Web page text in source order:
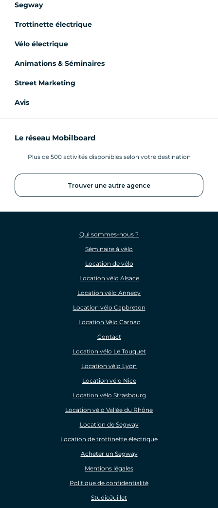
Segway
Trottinette électrique
Vélo électrique
Animations & Séminaires
Street Marketing
Avis
Le réseau Mobilboard
Plus de 500 activités disponibles selon votre destination
Trouver une autre agence
Qui sommes-nous ?
Séminaire à vélo
Location de vélo
Location vélo Alsace
Location vélo Annecy
Location vélo Capbreton
Location Vélo Carnac
Contact
Location vélo Le Touquet
Location vélo Lyon
Location vélo Nice
Location vélo Strasbourg
Location vélo Vallée du Rhône
Location de Segway
Location de trottinette électrique
Acheter un Segway
Mentions légales
Politique de confidentialité
StudioJuillet